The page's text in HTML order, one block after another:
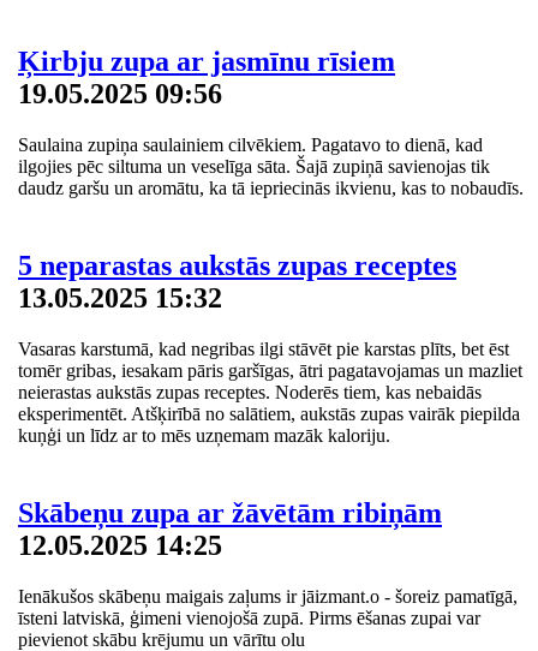
Ķirbju zupa ar jasmīnu rīsiem
19.05.2025 09:56
Saulaina zupiņa saulainiem cilvēkiem. Pagatavo to dienā, kad
ilgojies pēc siltuma un veselīga sāta. Šajā zupiņā savienojas tik
daudz garšu un aromātu, ka tā iepriecinās ikvienu, kas to nobaudīs.
5 neparastas aukstās zupas receptes
13.05.2025 15:32
Vasaras karstumā, kad negribas ilgi stāvēt pie karstas plīts, bet ēst
tomēr gribas, iesakam pāris garšīgas, ātri pagatavojamas un mazliet
neierastas aukstās zupas receptes. Noderēs tiem, kas nebaidās
eksperimentēt. Atšķirībā no salātiem, aukstās zupas vairāk piepilda
kuņģi un līdz ar to mēs uzņemam mazāk kaloriju.
Skābeņu zupa ar žāvētām ribiņām
12.05.2025 14:25
Ienākušos skābeņu maigais zaļums ir jāizmant.o - šoreiz pamatīgā,
īsteni latviskā, ģimeni vienojošā zupā. Pirms ēšanas zupai var
pievienot skābu krējumu un vārītu olu